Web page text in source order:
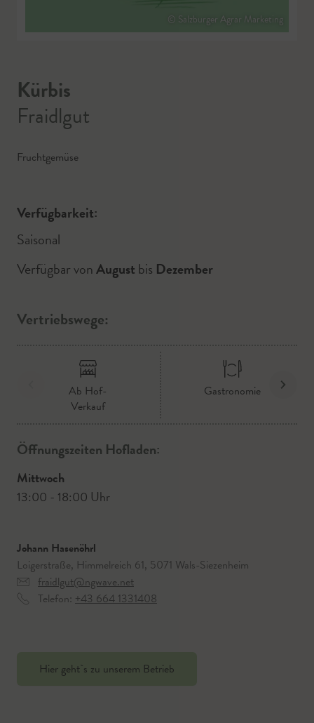
© Salzburger Agrar Marketing
Kürbis
Fraidlgut
Fruchtgemüse
Verfügbarkeit:
Saisonal
Verfügbar vonAugust bis Dezember
Vertriebswege:
Ab Hof-
Verkauf
Gastronomie
Öffnungszeiten Hofladen:
Mittwoch
13:00 - 18:00 Uhr
Johann Hasenöhrl
Loigerstraße, Himmelreich 61, 5071 Wals-Siezenheim
fraidlgut@ngwave.net
Telefon: +43 664 1331408
Hier geht`s zu unserem Betrieb